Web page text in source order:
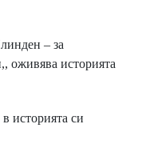
– за
оживява историята
историята си